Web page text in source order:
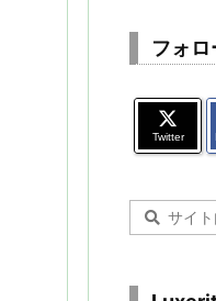
フォ
Twitter